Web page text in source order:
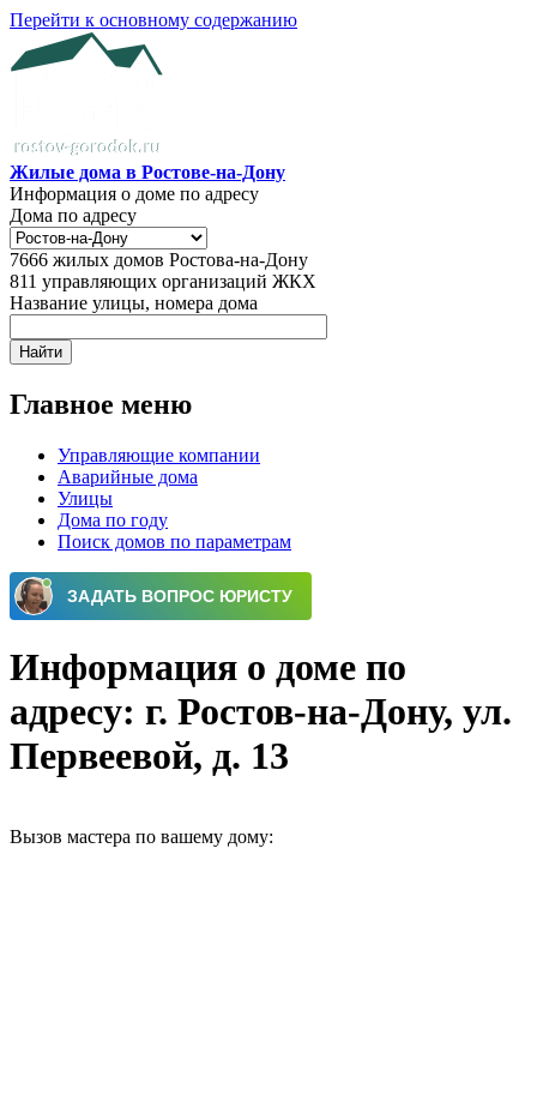
Перейти к основному содержанию
Жилые дома в Ростове-на-Дону
Информация о доме по адресу
Дома по адресу
7666 жилых домов Ростова-на-Дону
811 управляющих организаций ЖКХ
Название улицы, номера дома
Главное меню
Управляющие компании
Аварийные дома
Улицы
Дома по году
Поиск домов по параметрам
Информация о доме по
адресу: г. Ростов-на-Дону, ул.
Первеевой, д. 13
Вызов мастера по вашему дому: